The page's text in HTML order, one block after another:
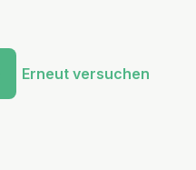
Erneut versuchen